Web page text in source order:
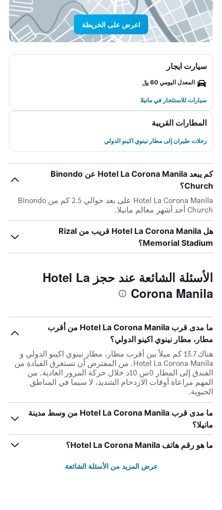
اعرض على الخريطة
سيارت ايجار
المعدل اليومي 60 ﷼
سيارات للاستئجار في مانيلا
المطارات القريبة
رحلات طيران إلى مطار نينوي اكينو الدولي
كم يبعد Hotel La Corona Manila عن Binondo
Church؟
Hotel La Corona Manila على بعد حوالي 2.5 كم من Binondo
Church أحد أشهر معالم مانيلا.
هل Hotel La Corona Manila قريب من Rizal
Memorial Stadium؟
الأسئلة الشائعة عند حجز Hotel La
Corona Manila
ما مدى قرب Hotel La Corona Manila من أقرب
مطار، مطار نينوي اكينو الدولي؟
هناك 13.7 كم ميلاً بين أقرب مطار، مطار نينوي اكينو الدولي و
Hotel La Corona Manila. من المفترض أن تستغرق القيادة من
الفندق إلى المطار 0س 10د خلال حركة المرور العادية. من
المهم مراعاة أوقات الازدحام الشديد، لا سيما في المناطق
الحيوية.
ما مدى قرب Hotel La Corona Manila من وسط مدينة
مانيلا؟
ما هو رقم هاتف Hotel La Corona Manila؟
عرض المزيد من الأسئلة الشائعة